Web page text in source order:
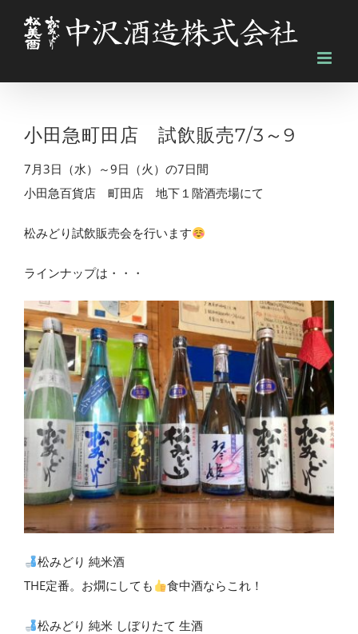
小田急町田店 試飲販売7/3～9
7月3日（水）～9日（火）の7日間
小田急百貨店 町田店 地下１階酒売場にて
松みどり試飲販売会を行います
ラインナップは・・・
松みどり 純米酒
THE定番。お燗にしても
食中酒ならこれ！
松みどり 純米 しぼりたて 生酒